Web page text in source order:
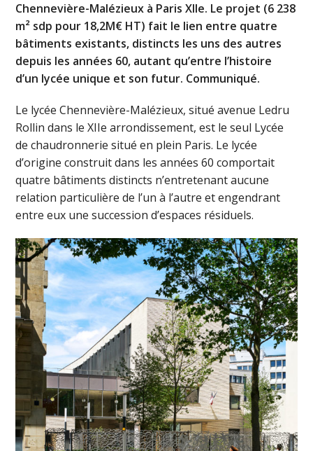
Chennevière-Malézieux à Paris XIIe. Le projet (6 238
m² sdp pour 18,2M€ HT) fait le lien entre quatre
bâtiments existants, distincts les uns des autres
depuis les années 60, autant qu’entre l’histoire
d’un lycée unique et son futur. Communiqué.
Le lycée Chennevière-Malézieux, situé avenue Ledru
Rollin dans le XIIe arrondissement, est le seul Lycée
de chaudronnerie situé en plein Paris. Le lycée
d’origine construit dans les années 60 comportait
quatre bâtiments distincts n’entretenant aucune
relation particulière de l’un à l’autre et engendrant
entre eux une succession d’espaces résiduels.